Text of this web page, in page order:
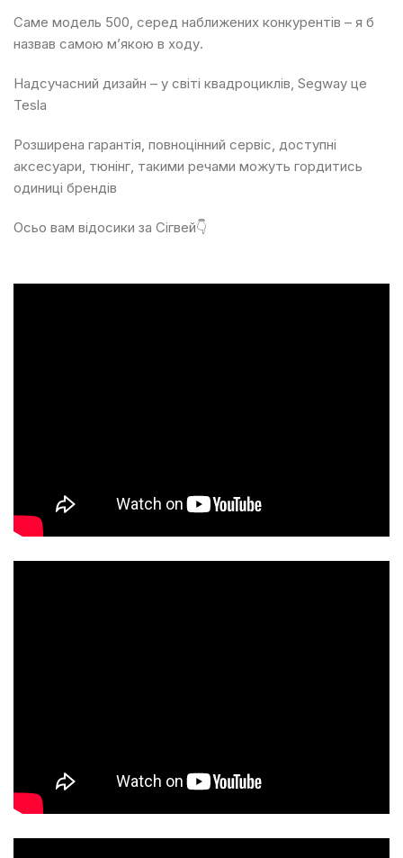
Саме модель 500, серед наближених конкурентів – я б
назвав самою м’якою в ходу.
Надсучасний дизайн – у світі квадроциклів, Segway це
Tesla
Розширена гарантія, повноцінний сервіс, доступні
аксесуари, тюнінг, такими речами можуть гордитись
одиниці брендів
Осьо вам відосики за Сігвей👇